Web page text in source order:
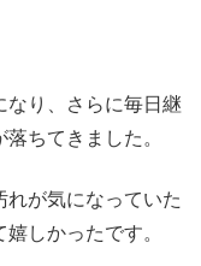
なり、さらに毎日継
ちてきました。
れが気になっていた
しかったです。